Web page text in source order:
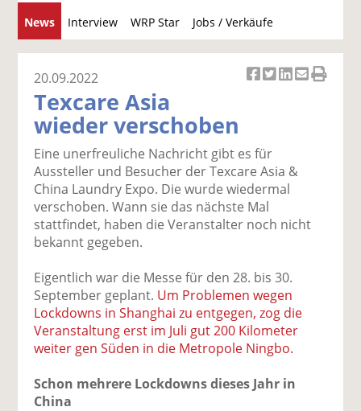
News Interview WRP Star Jobs / Verkäufe
u
c
el
a
uf
F
ac
e
o
o
k
te
il
e
n
el
t
wi
tt
er
n
uf
Li
k
di
n
te
il
e
n
p
er
m
ai
n
d
n
20.09.2022
Texcare Asia
wieder verschoben
Eine unerfreuliche Nachricht gibt es für
Aussteller und Besucher der Texcare Asia &
China Laundry Expo. Die wurde wiedermal
verschoben. Wann sie das nächste Mal
stattfindet, haben die Veranstalter noch nicht
bekannt gegeben.
Eigentlich war die Messe für den 28. bis 30.
September geplant. Um Problemen wegen
Lockdowns in Shanghai zu entgegen, zog die
Veranstaltung erst im Juli gut 200 Kilometer
weiter gen Süden in die Metropole Ningbo.
Schon mehrere Lockdowns dieses Jahr in
China